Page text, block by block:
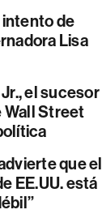
de
Lisa
el sucesor
Wall Street
que el
EE.UU. está